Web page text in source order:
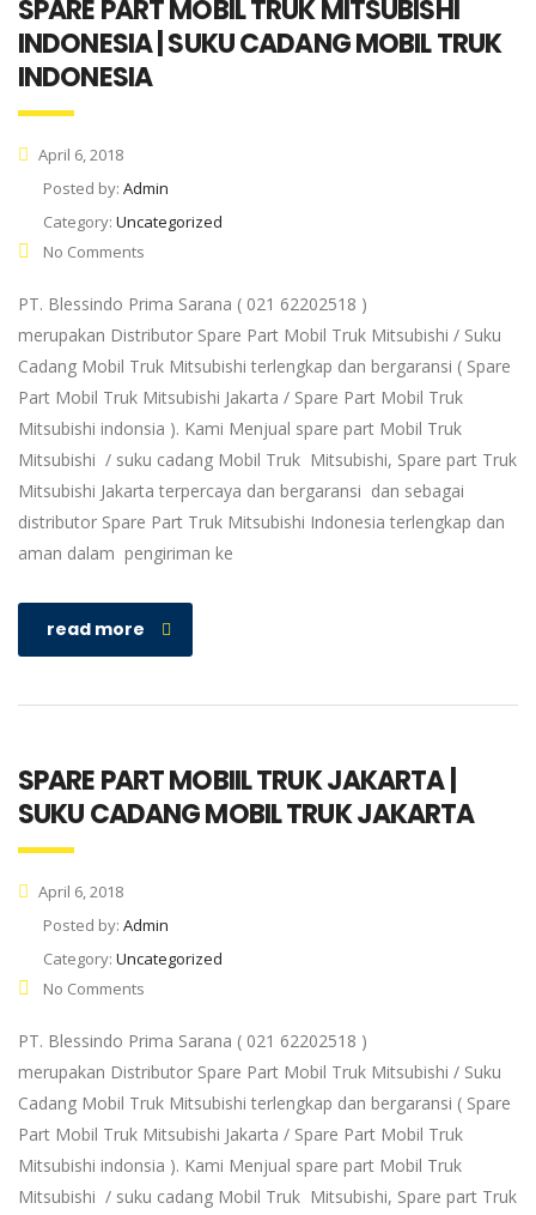
SPARE PART MOBIL TRUK MITSUBISHI
INDONESIA | SUKU CADANG MOBIL TRUK
INDONESIA
April 6, 2018
Posted by: Admin
Category: Uncategorized
No Comments
PT. Blessindo Prima Sarana ( 021 62202518 )
merupakan Distributor Spare Part Mobil Truk Mitsubishi / Suku
Cadang Mobil Truk Mitsubishi terlengkap dan bergaransi ( Spare
Part Mobil Truk Mitsubishi Jakarta / Spare Part Mobil Truk
Mitsubishi indonsia ). Kami Menjual spare part Mobil Truk
Mitsubishi / suku cadang Mobil Truk Mitsubishi, Spare part Truk
Mitsubishi Jakarta terpercaya dan bergaransi dan sebagai
distributor Spare Part Truk Mitsubishi Indonesia terlengkap dan
aman dalam pengiriman ke
read more
SPARE PART MOBIIL TRUK JAKARTA |
SUKU CADANG MOBIL TRUK JAKARTA
April 6, 2018
Posted by: Admin
Category: Uncategorized
No Comments
PT. Blessindo Prima Sarana ( 021 62202518 )
merupakan Distributor Spare Part Mobil Truk Mitsubishi / Suku
Cadang Mobil Truk Mitsubishi terlengkap dan bergaransi ( Spare
Part Mobil Truk Mitsubishi Jakarta / Spare Part Mobil Truk
Mitsubishi indonsia ). Kami Menjual spare part Mobil Truk
Mitsubishi / suku cadang Mobil Truk Mitsubishi, Spare part Truk